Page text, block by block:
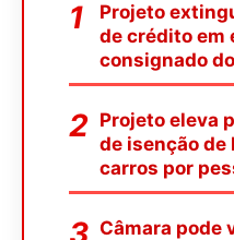
Projeto
de crédito em
consignado
Projeto eleva
de isenção de
carros por
Câmara pode